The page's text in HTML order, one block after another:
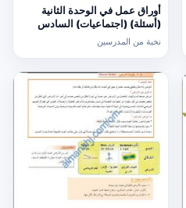
أوراق عمل في الوحدة الثانية
(أسئلة) (اجتماعيات) السادس
نخبة من المدرسين